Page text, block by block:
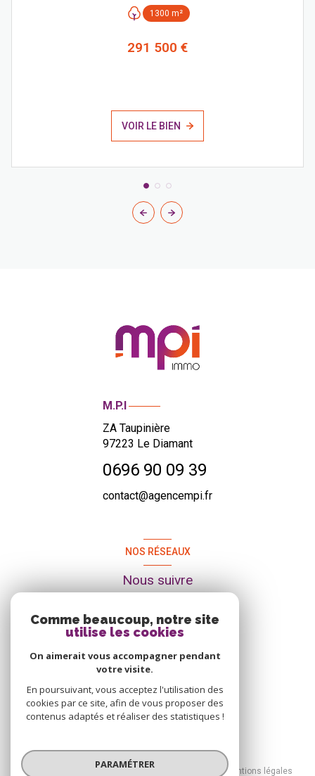
1300 m²
291 500 €
VOIR LE BIEN
M.P.I
ZA Taupinière
97223 Le Diamant
0696 90 09 39
contact@agencempi.fr
NOS RÉSEAUX
Nous suivre
© 2026 | Tous droits réservés
Nos honoraires
Nos partenaires Mentions légales
Comme beaucoup, notre site
utilise les cookies
On aimerait vous accompagner pendant
votre visite.
En poursuivant, vous acceptez l'utilisation des
cookies par ce site, afin de vous proposer des
contenus adaptés et réaliser des statistiques !
PARAMÉTRER